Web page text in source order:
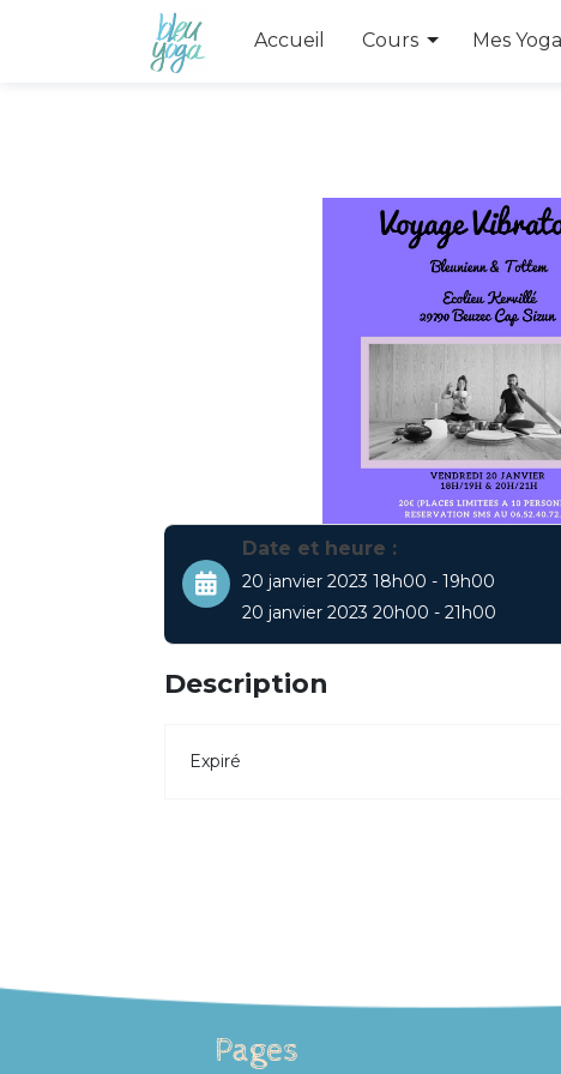
Accueil Cours ToggleMes
Date et heure :
20 janvier 2023 18h00 - 19h00
20 janvier 2023 20h00 - 21h00
Description
Expiré
Pages